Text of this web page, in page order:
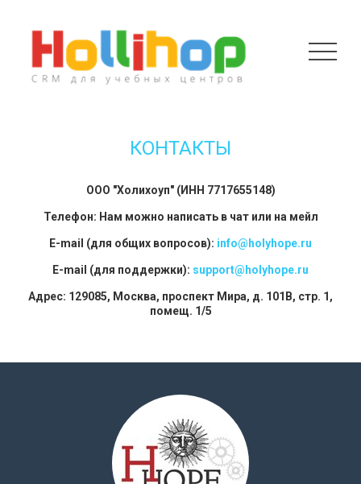
КОНТАКТЫ
ООО "Холихоуп" (ИНН 7717655148)
Телефон: Нам можно написать в чат или на мейл
E-mail (для общих вопросов): info@holyhope.ru
E-mail (для поддержки): support@holyhope.ru
Адрес: 129085, Москва, проспект Мира, д. 101В, стр. 1,
помещ. 1/5